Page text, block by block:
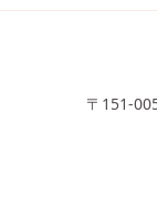
〒151-